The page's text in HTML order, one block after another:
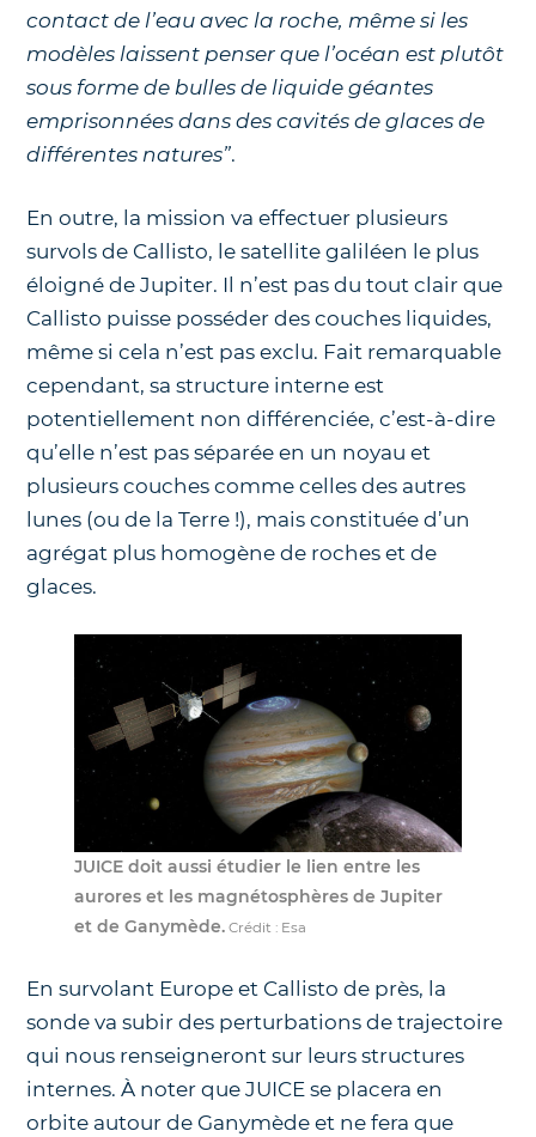
contact de l’eau avec la roche, même si les
modèles laissent penser que l’océan est plutôt
sous forme de bulles de liquide géantes
emprisonnées dans des cavités de glaces de
différentes natures”.
En outre, la mission va effectuer plusieurs
survols de Callisto, le satellite galiléen le plus
éloigné de Jupiter. Il n’est pas du tout clair que
Callisto puisse posséder des couches liquides,
même si cela n’est pas exclu. Fait remarquable
cependant, sa structure interne est
potentiellement non différenciée, c’est-à-dire
qu’elle n’est pas séparée en un noyau et
plusieurs couches comme celles des autres
lunes (ou de la Terre !), mais constituée d’un
agrégat plus homogène de roches et de
glaces.
JUICE doit aussi étudier le lien entre les
aurores et les magnétosphères de Jupiter
et de Ganymède. Crédit : Esa
En survolant Europe et Callisto de près, la
sonde va subir des perturbations de trajectoire
qui nous renseigneront sur leurs structures
internes. À noter que JUICE se placera en
orbite autour de Ganymède et ne fera que